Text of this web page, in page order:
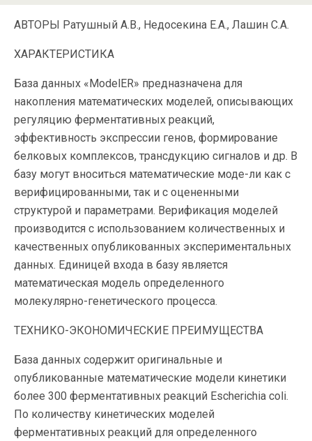
АВТОРЫ Ратушный А.В., Недосекина Е.А., Лашин С.А.
ХАРАКТЕРИСТИКА
База данных «ModelER» предназначена для
накопления математических моделей, описывающих
регуляцию ферментативных реакций,
эффективность экспрессии генов, формирование
белковых комплексов, трансдукцию сигналов и др. В
базу могут вноситься математические моде-ли как с
верифицированными, так и с оцененными
структурой и параметрами. Верификация моделей
производится с использованием количественных и
качественных опубликованных экспериментальных
данных. Единицей входа в базу является
математическая модель определенного
молекулярно-генетического процесса.
ТЕХНИКО-ЭКОНОМИЧЕСКИЕ ПРЕИМУЩЕСТВА
База данных содержит оригинальные и
опубликованные математические модели кинетики
более 300 ферментативных реакций Escherichia coli.
По количеству кинетических моделей
ферментативных реакций для определенного